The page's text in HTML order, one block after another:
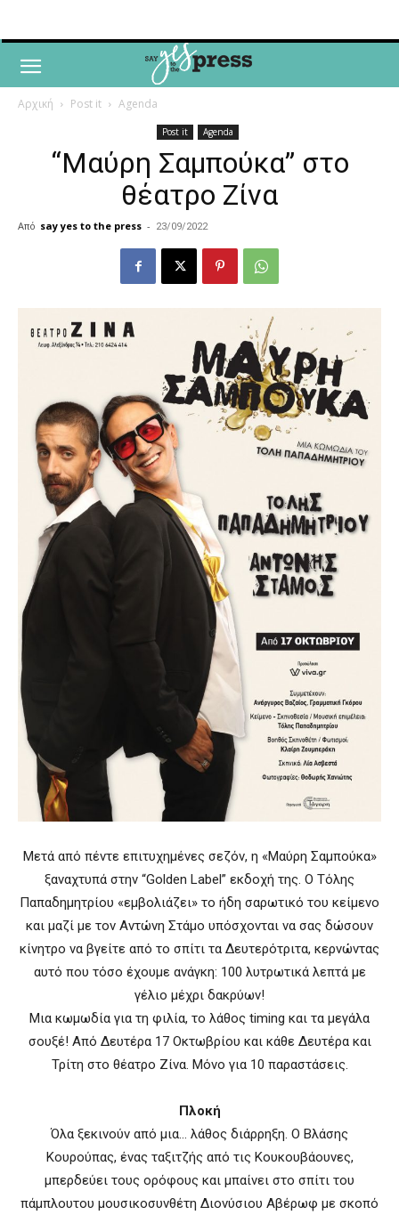
Αρχική Post it Agenda
Post it Agenda
“Mαύρη Σαμπούκα” στο
θέατρο Ζίνα
Από say yes to the press - 23/09/2022
Μετά από πέντε επιτυχημένες σεζόν, η «Μαύρη Σαμπούκα»
ξαναχτυπά στην “Golden Label” εκδοχή της. Ο Τόλης
Παπαδημητρίου «εμβολιάζει» το ήδη σαρωτικό του κείμενο
και μαζί με τον Αντώνη Στάμο υπόσχονται να σας δώσουν
κίνητρο να βγείτε από το σπίτι τα Δευτερότριτα, κερνώντας
αυτό που τόσο έχουμε ανάγκη: 100 λυτρωτικά λεπτά με
γέλιο μέχρι δακρύων!
Μια κωμωδία για τη φιλία, το λάθος timing και τα μεγάλα
σουξέ! Από Δευτέρα 17 Οκτωβρίου και κάθε Δευτέρα και
Τρίτη στο θέατρο Ζίνα. Μόνο για 10 παραστάσεις.
Πλοκή
Όλα ξεκινούν από μια… λάθος διάρρηξη. Ο Βλάσης
Κουρούπας, ένας ταξιτζής από τις Κουκουβάουνες,
μπερδεύει τους ορόφους και μπαίνει στο σπίτι του
πάμπλουτου μουσικοσυνθέτη Διονύσιου Αβέρωφ με σκοπό